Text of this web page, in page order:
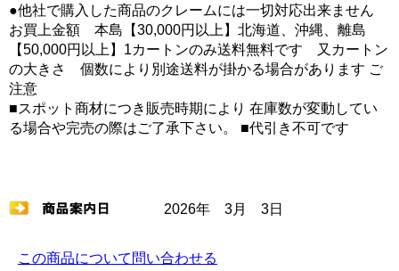
●他社で購入した商品のクレームには一切対応出来ません
お買上金額 本島【30,000円以上】北海道、沖縄、離島
【50,000円以上】1カートンのみ送料無料です 又カートン
の大きさ 個数により別途送料が掛かる場合があります ご
注意
■スポット商材につき販売時期により 在庫数が変動してい
る場合や完売の際はご了承下さい。 ■代引き不可です
2026年 3月 3日
この商品について問い合わせる